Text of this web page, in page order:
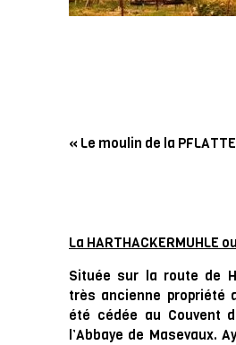
« Le moulin de la
La HARTHACKERMUHLE
Située sur la route de
très ancienne propriété
été cédée au Couvent
l’Abbaye de Masevaux.